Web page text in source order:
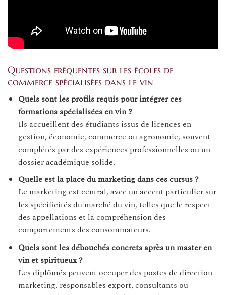
Questions fréquentes sur les écoles de
commerce spécialisées dans le vin
Quels sont les profils requis pour intégrer ces
formations spécialisées en vin ?
Ils accueillent des étudiants issus de licences en
gestion, économie, commerce ou agronomie, souvent
complétés par des expériences professionnelles ou un
dossier académique solide.
Quelle est la place du marketing dans ces cursus ?
Le marketing est central, avec un accent particulier sur
les spécificités du marché du vin, telles que le respect
des appellations et la compréhension des
comportements des consommateurs.
Quels sont les débouchés concrets après un master en
vin et spiritueux ?
Les diplômés peuvent occuper des postes de direction
marketing, responsables export, consultants ou